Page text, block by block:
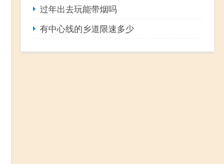
过年出去玩能带烟吗
有中心线的乡道限速多少